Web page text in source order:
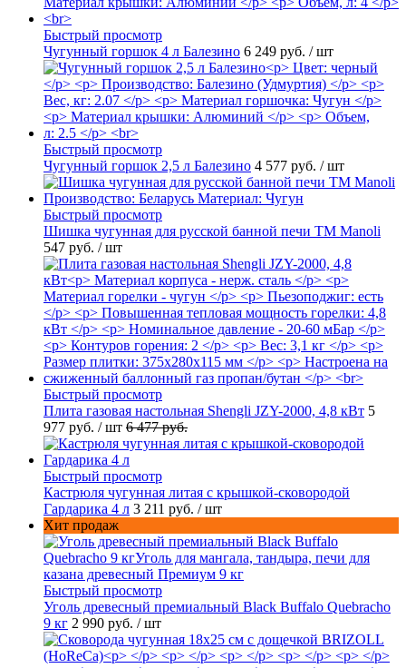
Быстрый просмотр
Чугунный горшок 4 л Балезино 6 249 руб. / шт
Быстрый просмотр
Чугунный горшок 2,5 л Балезино 4 577 руб. / шт
Быстрый просмотр
Шишка чугунная для русской банной печи ТМ Manoli
547 руб. / шт
Быстрый просмотр
Плита газовая настольная Shengli JZY-2000, 4,8 кВт 5
977 руб. / шт 6 477 руб.
Быстрый просмотр
Кастрюля чугунная литая с крышкой-сковородой
Гардарика 4 л 3 211 руб. / шт
Хит продаж
Быстрый просмотр
Уголь древесный премиальный Black Buffalo Quebracho
9 кг 2 990 руб. / шт